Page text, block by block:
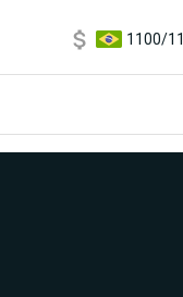
3,8/4